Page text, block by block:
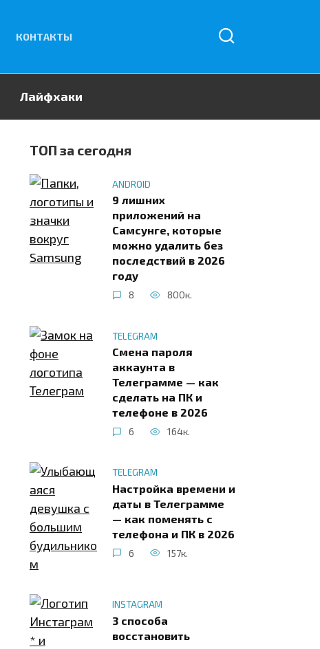
КОНТАКТЫ
Лайфхаки
ТОП за сегодня
ANDROID
9 лишних
приложений на
Самсунге, которые
можно удалить без
последствий в 2026
году
8 800к.
TELEGRAM
Смена пароля
аккаунта в
Телеграмме — как
сделать на ПК и
телефоне в 2026
6 164к.
TELEGRAM
Настройка времени и
даты в Телеграмме
— как поменять с
телефона и ПК в 2026
6 157к.
INSTAGRAM
3 способа
восстановить